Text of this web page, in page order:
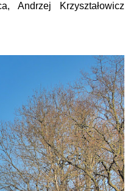
Andrzej Krzyształowicz